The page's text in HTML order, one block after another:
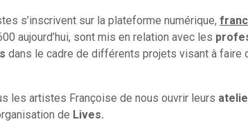
s’inscrivent sur la plateforme numérique,
aujourd’hui, sont mis en relation avec les
dans le cadre de différents projets visant à faire
les artistes Françoise de nous ouvrir leurs
de Lives.